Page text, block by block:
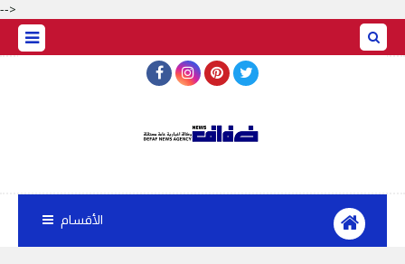
-->
الأقسام